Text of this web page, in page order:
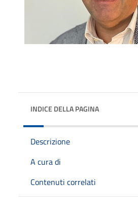
INDICE DELLA PAGINA
Descrizione
A cura di
Contenuti correlati